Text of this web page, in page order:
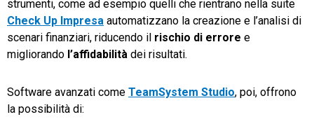
strumenti, come ad esempio quelli che rientrano nella suite
Check Up Impresa automatizzano la creazione e l’analisi di
scenari finanziari, riducendo il rischio di errore e
migliorando l’affidabilità dei risultati.
Software avanzati come TeamSystem Studio, poi, offrono
la possibilità di: